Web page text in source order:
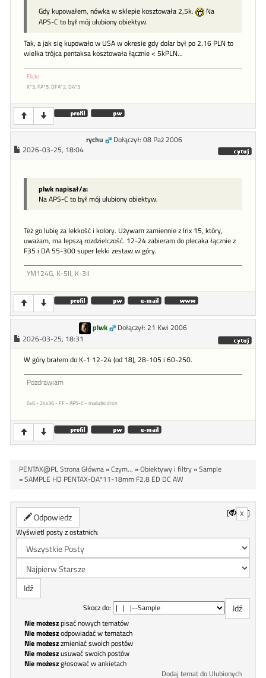
Gdy kupowałem, nówka w sklepie kosztowała 2,5k.
Na
APS-C to był mój ulubiony obiektyw.
Tak, a jak się kupowało w USA w okresie gdy dolar był po 2.16 PLN to
wielka trójca pentaksa kosztowała łącznie < 5kPLN...
Flickr
K*3, FA*5, DFA*2, DA*3
rychu
Dołączył: 08 Paź 2006
2026-03-25, 18:04
plwk napisał/a:
Na APS-C to był mój ulubiony obiektyw.
Też go lubię za lekkość i kolory. Używam zamiennie z Irix 15, który,
uważam, ma lepszą rozdzielczość. 12-24 zabieram do plecaka łącznie z
F35 i DA 55-300 super lekki zestaw w góry.
YM124G, K-5II, K-3II
plwk
Dołączył: 21 Kwi 2006
2026-03-25, 18:31
W góry brałem do K-1 12-24 (od 18), 28-105 i 60-250.
Pozdrawiam
6x6 - 24x36 - FF - APS-C - malutki dron
PENTAX@PL Strona Główna»Czym... »Obiektywy i filtry»Sample
»SAMPLE HD PENTAX-DA*11-18mm F2.8 ED DC AW
Odpowiedz [ X ]
Wyświetl posty z ostatnich:
Skocz do:
Nie możeszpisać nowych tematów
Nie możeszodpowiadać w tematach
Nie możeszzmieniać swoich postów
Nie możeszusuwać swoich postów
Nie możeszgłosować w ankietach
Dodaj temat do Ulubionych